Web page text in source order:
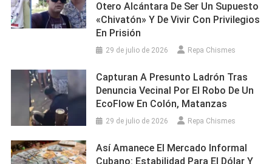
Otero Alcántara De Ser Un Supuesto
«chivatón» Y De Vivir Con Privilegios
En Prisión
29 de julio de 2026 Repa Chismes
Capturan A Presunto Ladrón Tras
Denuncia Vecinal Por El Robo De Un
EcoFlow En Colón, Matanzas
29 de julio de 2026 Repa Chismes
Así Amanece El Mercado Informal
Cubano: Estabilidad Para El Dólar Y